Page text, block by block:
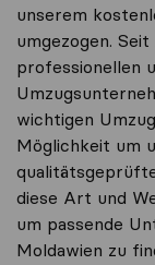
unserem
umgezogen.
professionellen
wichtigen
Möglichkeit um
diese Art und
um passende
Moldawien zu